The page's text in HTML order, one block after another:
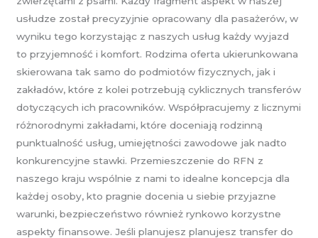
usłudze został precyzyjnie opracowany dla pasażerów, w
wyniku tego korzystając z naszych usług każdy wyjazd
to przyjemność i komfort. Rodzima oferta ukierunkowana
skierowana tak samo do podmiotów fizycznych, jak i
zakładów, które z kolei potrzebują cyklicznych transferów
dotyczących ich pracowników. Współpracujemy z licznymi
różnorodnymi zakładami, które doceniają rodzinną
punktualność usług, umiejętności zawodowe jak nadto
konkurencyjne stawki. Przemieszczenie do RFN z
naszego kraju wspólnie z nami to idealne koncepcja dla
każdej osoby, kto pragnie docenia u siebie przyjazne
warunki, bezpieczeństwo również rynkowo korzystne
aspekty finansowe. Jeśli planujesz planujesz transfer do